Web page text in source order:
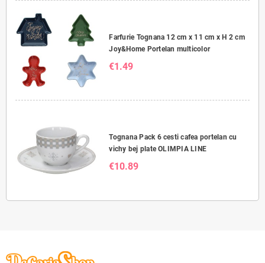
Farfurie Tognana 12 cm x 11 cm x H 2 cm
Joy&Home Portelan multicolor
€1.49
Tognana Pack 6 cesti cafea portelan cu
vichy bej plate OLIMPIA LINE
€10.89